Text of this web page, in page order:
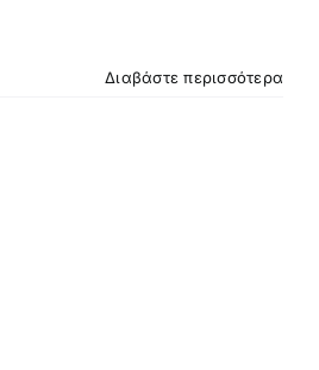
Διαβάστε περισσότερα